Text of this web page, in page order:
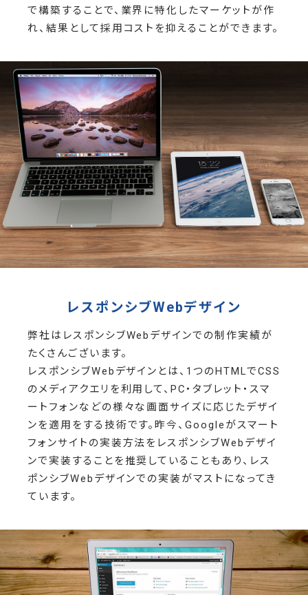
で構築することで、業界に特化したマーケットが作
れ、結果として採用コストを抑えることができます。
レスポンシブWebデザイン
弊社はレスポンシブWebデザインでの制作実績が
たくさんございます。
レスポンシブWebデザインとは、1つのHTMLでCSS
のメディアクエリを利用して、PC・タブレット・スマ
ートフォンなどの様々な画面サイズに応じたデザイ
ンを適用をする技術です。昨今、Googleがスマート
フォンサイトの実装方法をレスポンシブWebデザイ
ンで実装することを推奨していることもあり、レス
ポンシブWebデザインでの実装がマストになってき
ています。